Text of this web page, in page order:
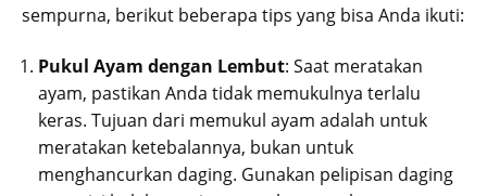
sempurna, berikut beberapa tips yang bisa Anda ikuti:
Pukul Ayam dengan Lembut: Saat meratakan
ayam, pastikan Anda tidak memukulnya terlalu
keras. Tujuan dari memukul ayam adalah untuk
meratakan ketebalannya, bukan untuk
menghancurkan daging. Gunakan pelipisan daging